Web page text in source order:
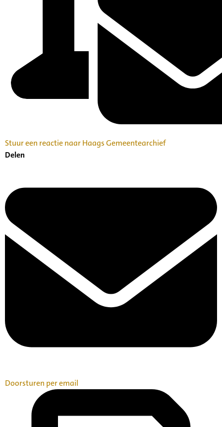
Stuur een reactie naar Haags Gemeentearchief
Delen
Doorsturen per email